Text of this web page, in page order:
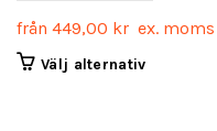
från 449,00 kr ex. moms
Välj alternativDen